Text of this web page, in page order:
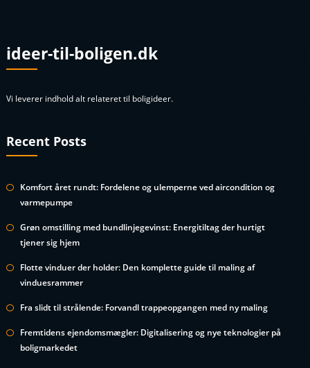
ideer-til-boligen.dk
Vi leverer indhold alt relateret til boligideer.
Recent Posts
Komfort året rundt: Fordelene og ulemperne ved aircondition og
varmepumpe
Grøn omstilling med bundlinjegevinst: Energitiltag der hurtigt
tjener sig hjem
Flotte vinduer der holder: Den komplette guide til maling af
vinduesrammer
Fra slidt til strålende: Forvandl trappeopgangen med ny maling
Fremtidens ejendomsmægler: Digitalisering og nye teknologier på
boligmarkedet